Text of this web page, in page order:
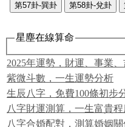
第57卦-巽卦 第58卦-兌卦
星塵在線算命
2025年運勢，財運、事業
紫微斗數，一生運勢分析
生辰八字，免費100條初步
八字財運測算，一生富貴
八字合婚配對，測算婚姻